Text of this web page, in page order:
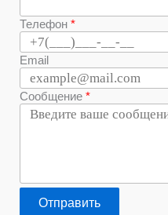
Телефон
Email
Сообщение
Отправить